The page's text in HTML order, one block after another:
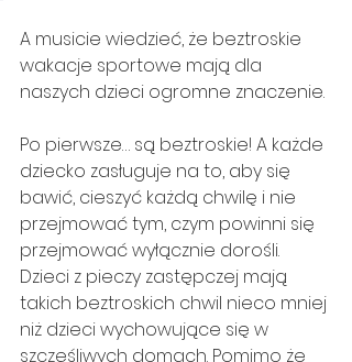
A musicie wiedzieć, że beztroskie
wakacje sportowe mają dla
naszych dzieci ogromne znaczenie.
Po pierwsze… są beztroskie! A każde
dziecko zasługuje na to, aby się
bawić, cieszyć każdą chwilę i nie
przejmować tym, czym powinni się
przejmować wyłącznie dorośli.
Dzieci z pieczy zastępczej mają
takich beztroskich chwil nieco mniej
niż dzieci wychowujące się w
szczęśliwych domach. Pomimo że